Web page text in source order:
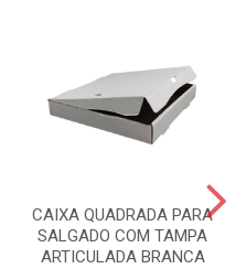
CAIXA QUADRADA PARA
SALGADO COM TAMPA
ARTICULADA BRANCA